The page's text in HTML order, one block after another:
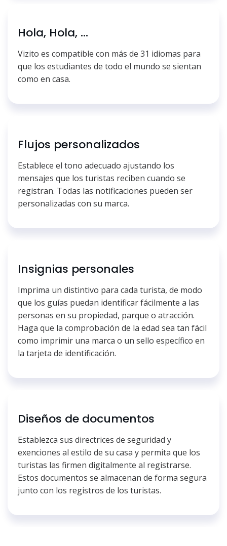
Hola, Hola, ...
Vizito es compatible con más de 31 idiomas para
que los estudiantes de todo el mundo se sientan
como en casa.
Flujos personalizados
Establece el tono adecuado ajustando los
mensajes que los turistas reciben cuando se
registran. Todas las notificaciones pueden ser
personalizadas con su marca.
Insignias personales
Imprima un distintivo para cada turista, de modo
que los guías puedan identificar fácilmente a las
personas en su propiedad, parque o atracción.
Haga que la comprobación de la edad sea tan fácil
como imprimir una marca o un sello específico en
la tarjeta de identificación.
Diseños de documentos
Establezca sus directrices de seguridad y
exenciones al estilo de su casa y permita que los
turistas las firmen digitalmente al registrarse.
Estos documentos se almacenan de forma segura
junto con los registros de los turistas.